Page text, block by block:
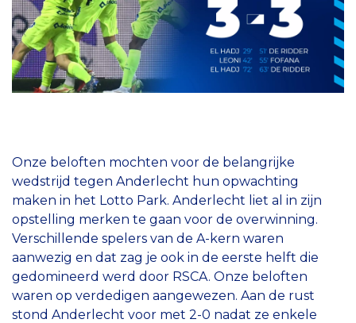
Onze beloften mochten voor de belangrijke
wedstrijd tegen Anderlecht hun opwachting
maken in het Lotto Park. Anderlecht liet al in zijn
opstelling merken te gaan voor de overwinning.
Verschillende spelers van de A-kern waren
aanwezig en dat zag je ook in de eerste helft die
gedomineerd werd door RSCA. Onze beloften
waren op verdedigen aangewezen. Aan de rust
stond Anderlecht voor met 2-0 nadat ze enkele